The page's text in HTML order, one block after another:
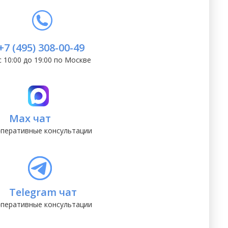
(495) 308-00-49
10:00 до 19:00 по Москве
Max чат
консультации
Telegram чат
консультации